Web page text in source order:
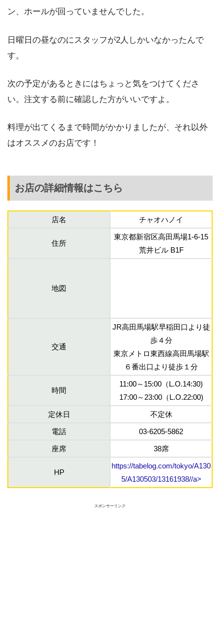
ン、ホールが回っていませんでした。
日曜日の昼なのにスタッフが2人しかいなかったんで
す。
次の予定があるときにはちょっと気をつけてくださ
い。注文する前に確認した方がいいですよ。
料理が出てくるまで時間がかかりましたが、それ以外
はオススメのお店です！
お店の詳細情報はこちら
店名 チャオハノイ
住所
東京都新宿区高田馬場1-6-15
荒井ビル B1F
地図
交通
JR高田馬場駅早稲田口より徒
歩４分
東京メトロ東西線高田馬場駅
６番出口より徒歩１分
時間
11:00～15:00（L.O.14:30)
17:00～23:00（L.O.22:00)
定休日 不定休
電話 03-6205-5862
座席 38席
HP
https://tabelog.com/tokyo/A130
5/A130503/13161938//a>
スポンサーリンク